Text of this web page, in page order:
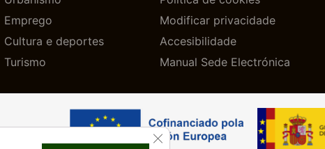
Emprego
Cultura e deportes
Turismo
Modificar privacidade
Accesibilidade
Manual Sede Electrónica
CLOSE GDPR COOKIE BANNER